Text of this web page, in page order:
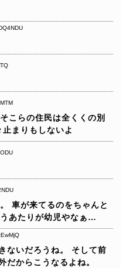
こらの住民は全くくの別
まりもしないよ
車が来てるのをちゃんと
あたりが幼児やなぁ…
ないだろうね。
そして前
だからこうなるよね。